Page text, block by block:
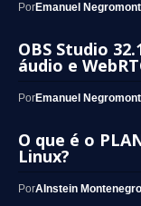
PorEmanuel
OBS Studio
áudio e
PorEmanuel
O que é o
Linux?
PorAInstein Montenegro